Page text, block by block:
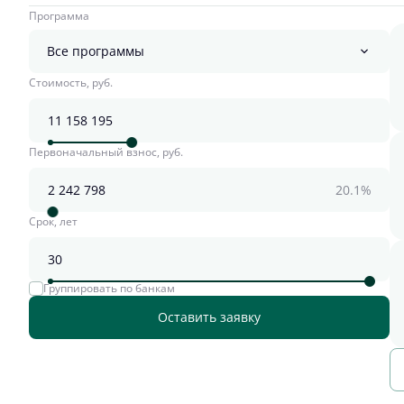
Программа
Все программы
Стоимость, руб.
Первоначальный взнос, руб.
20.1%
Срок, лет
Группировать по банкам
Оставить заявку